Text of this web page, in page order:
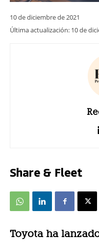
10 de diciembre de 2021
Última actualización: 10 de
Share & Fleet
Toyota ha